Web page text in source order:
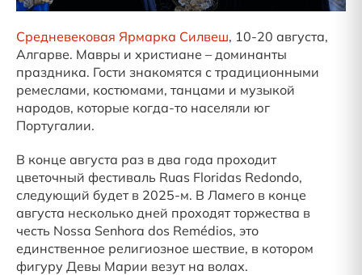
Средневековая Ярмарка Силвеш, 10-20 августа,
Алгарве. Мавры и христиане – доминанты
праздника. Гости знакомятся с традиционными
ремеслами, костюмами, танцами и музыкой
народов, которые когда-то населяли юг
Португалии.
В конце августа раз в два года проходит
цветочный фестиваль Ruas Floridas Redondo,
следующий будет в 2025-м. В Ламего в конце
августа несколько дней проходят торжества в
честь Nossa Senhora dos Remédios, это
единственное религиозное шествие, в котором
фигуру Девы Марии везут на волах.